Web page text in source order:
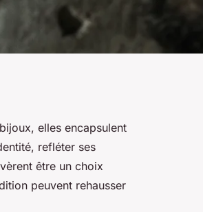
elles encapsulent
refléter ses
être un choix
peuvent rehausser